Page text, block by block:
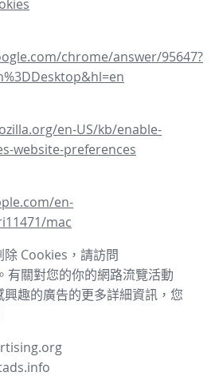
chrome/answer/95647?
en-US/kb/enable-
website-preferences
en-
mac
Cookies，請訪問
關對您的你的網路流覽活動
趣的廣告的更多詳細資訊，您